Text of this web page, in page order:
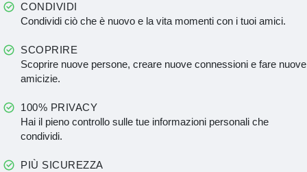
CONDIVIDI
Condividi ciò che è nuovo e la vita momenti con i tuoi amici.
SCOPRIRE
Scoprire nuove persone, creare nuove connessioni e fare nuove
amicizie.
100% PRIVACY
Hai il pieno controllo sulle tue informazioni personali che
condividi.
PIÙ SICUREZZA